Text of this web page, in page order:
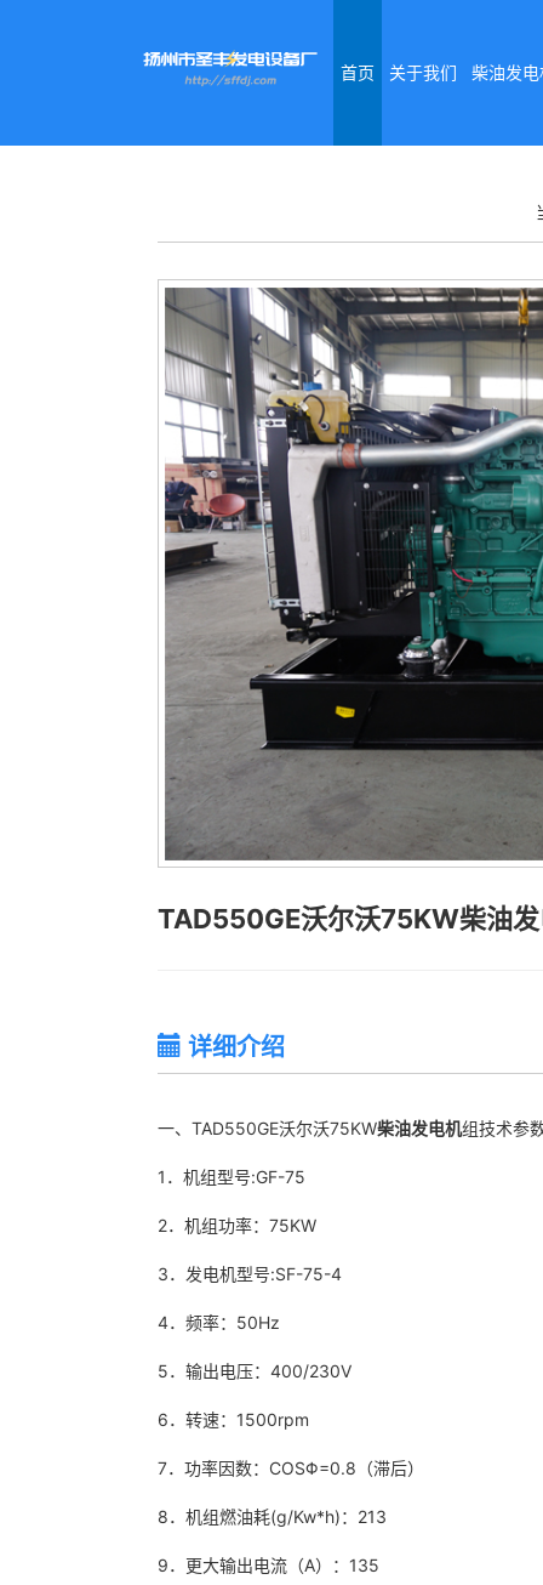
首页 关于我们 柴油发
TAD550GE沃尔沃75KW柴油
详细介绍
一、TAD550GE沃尔沃75KW柴油发电机组技术参
1．机组型号:GF-75
2．机组功率：75KW
3．发电机型号:SF-75-4
4．频率：50Hz
5．输出电压：400/230V
6．转速：1500rpm
7．功率因数：COSΦ=0.8（滞后）
8．机组燃油耗(g/Kw*h)：213
9．更大输出电流（A）：135